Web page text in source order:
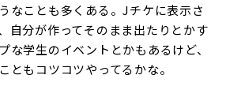
なことも多くある。Jチケに表示さ
自分が作ってそのまま出たりとかす
な学生のイベントとかもあるけど、
ともコツコツやってるかな。